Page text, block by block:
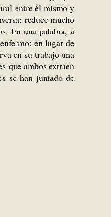
entre él mismo y
reduce mucho
En una palabra, a
en lugar de
en su trabajo una
que ambos extraen
se han juntado de